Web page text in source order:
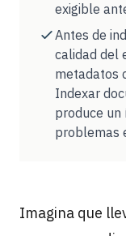
exigible
Antes de
calidad del
metadatos
Indexar
produce un
problemas
Imagina que